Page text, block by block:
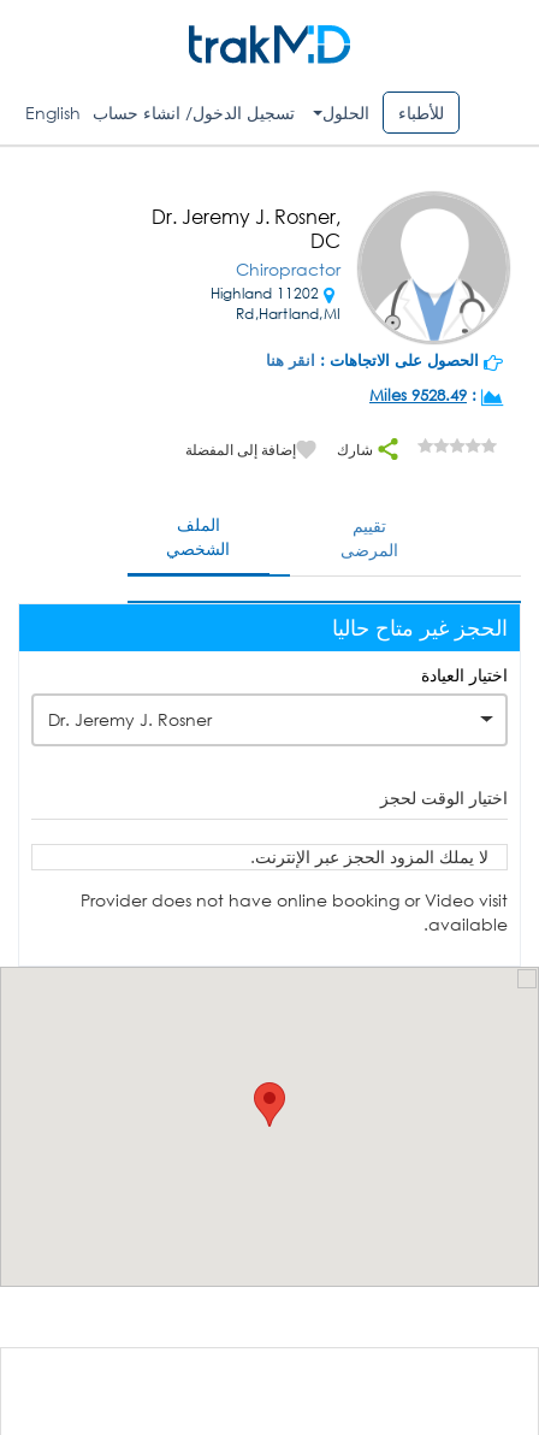
للأطباء الحلول تسجيل الدخول/ انشاء حساب English
Dr. Jeremy J. Rosner,
DC
Chiropractor
11202 Highland
Rd,Hartland,MI
الحصول على الاتجاهات : انقر هنا
:
9528.49 Miles
شارك إضافة إلى المفضلة
الملف
الشخصي
تقييم
المرضى
الحجز غير متاح حاليا
اختيار العيادة
Dr. Jeremy J. Rosner
اختيار الوقت لحجز
لا يملك المزود الحجز عبر الإنترنت.
Provider does not have online booking or Video visit
available.